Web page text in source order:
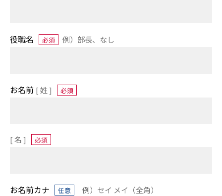
役職名 必須 例） 部長、なし
お名前 [ 姓 ] 必須
[ 名 ] 必須
お名前カナ 任意 例）セイ メイ（全角）